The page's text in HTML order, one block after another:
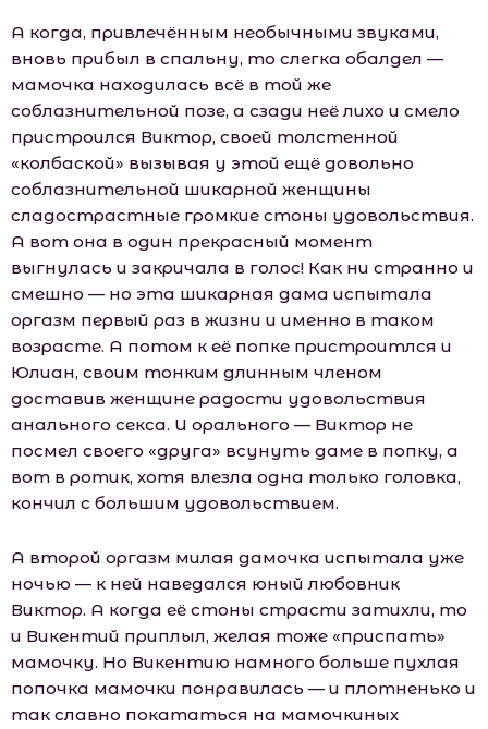
А когда, привлечённым необычными звуками,
вновь прибыл в спальну, то слегка обалдел —
мaмoчка находилась всё в той же
соблазнительной позе, а сзади неё лихо и смело
пристроился Виктор, своей толстенной
«колбаской» вызывая у этой ещё довольно
соблазнительной шикарной женщины
сладострастные громкие стоны удовольствия.
А вот она в один прекрасный момент
выгнулась и закричала в голос! Как ни странно и
смешно — но эта шикарная дама испытала
оргазм первый раз в жизни и именно в таком
возрасте. А потом к её попке пристроитлся и
Юлиан, своим тонким длинным членом
доставив женщине радости удовольствия
анального секса. И орального — Виктор не
посмел своего «друга» всунуть даме в попку, а
вот в ротик, хотя влезла одна только головка,
кончил с большим удовольствием.
А второй оргазм милая дамочка испытала уже
ночью — к ней наведался юный любовник
Виктор. А когда её стоны страсти затихли, то
и Викентий приплыл, желая тоже «приспать»
мaмoчку. Но Викентию намного больше пухлая
попочка мaмoчки понравилась — и плотненько и
так славно покататься на мaмoчкиных